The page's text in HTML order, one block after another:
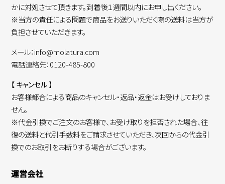
かに対処させて頂きます。到着後１週間以内にお申し出ください。
※当方の責任による問題で商品をお送りいただく際の送料は当方が
負担させていただきます。
メール：info@molatura.com
電話連絡先：0120-485-800
【 キャンセル 】
お客様都合による商品のキャンセル・返品・返金はお受けしておりま
せん。
※代金引換でご注文のお客様で、お受け取りを拒否された場合、往
復の送料と代引手数料をご請求させていただき、次回からの代金引
換でのお取引をお断りする場合がございます。
運営会社